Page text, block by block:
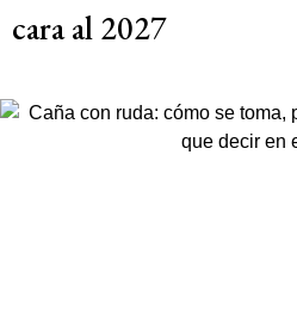
cara al 2027